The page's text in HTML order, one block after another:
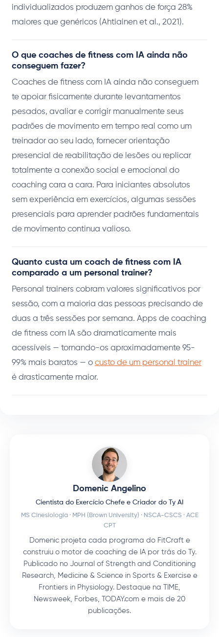
individualizados produzem ganhos de força 28%
maiores que genéricos (Ahtiainen et al., 2021).
O que coaches de fitness com IA ainda não
conseguem fazer?
Coaches de fitness com IA ainda não conseguem
te apoiar fisicamente durante levantamentos
pesados, avaliar e corrigir manualmente seus
padrões de movimento em tempo real como um
treinador ao seu lado, fornecer orientação
presencial de reabilitação de lesões ou replicar
totalmente a conexão social e emocional do
coaching cara a cara. Para iniciantes absolutos
sem experiência em exercícios, algumas sessões
presenciais para aprender padrões fundamentais
de movimento continua valioso.
Quanto custa um coach de fitness com IA
comparado a um personal trainer?
Personal trainers cobram valores significativos por
sessão, com a maioria das pessoas precisando de
duas a três sessões por semana. Apps de coaching
de fitness com IA são dramaticamente mais
acessíveis — tornando-os aproximadamente 95-
99% mais baratos — o custo de um personal trainer
é drasticamente maior.
Domenic Angelino
Cientista do Exercício Chefe e Criador do Ty AI
MS Cinesiologia · MPH (Brown University) · NSCA-CSCS · ACE
CPT
Domenic projeta cada programa do FitCraft e
construiu o motor de coaching de IA por trás do Ty.
Publicado no Journal of Strength and Conditioning
Research, Medicine & Science in Sports & Exercise e
Frontiers in Physiology. Destaque na TIME,
Newsweek, Forbes, TODAY.com e mais de 20
publicações.